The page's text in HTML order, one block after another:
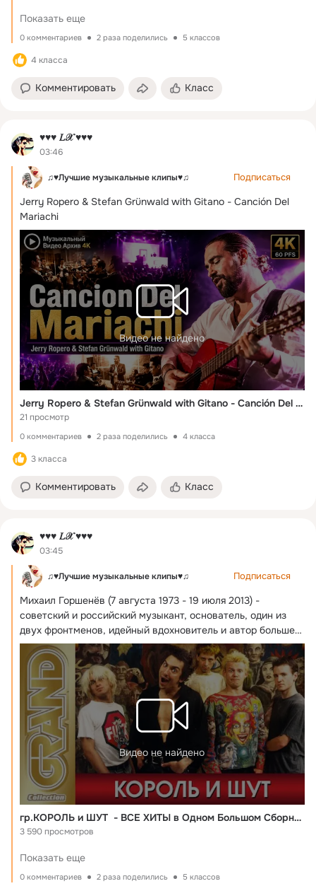
Показать еще
0 комментариев 2 раза поделились 5 классов
4 класса
Комментировать Класс
♥♥♥ 𝐿𝒳 ♥♥♥
03:46
♫♥Лучшие музыкальные клипы♥♫ Подписаться
Jerry Ropero & Stefan Grünwald with Gitano - Canción Del
Mariachi
Видео не найдено
Jerry Ropero & Stefan Grünwald with Gitano - Canción Del Mariachi
21 просмотр
0 комментариев 2 раза поделились 4 класса
3 класса
Комментировать Класс
♥♥♥ 𝐿𝒳 ♥♥♥
03:45
♫♥Лучшие музыкальные клипы♥♫ Подписаться
Михаил Горшенёв (7 августа 1973 - 19 июля 2013) -
советский и российский музыкант, основатель, один из
двух фронтменов, идейный вдохновитель и автор большей
части музыки и некоторых текстов рок-группы «Король и
Шут». ...
Видео не найдено
гр.КОРОЛЬ и ШУТ - ВСЕ ХИТЫ в Одном Большом Сборнике | Лучшие Песни | Русский Рок
3 590 просмотров
Показать еще
0 комментариев 2 раза поделились 5 классов